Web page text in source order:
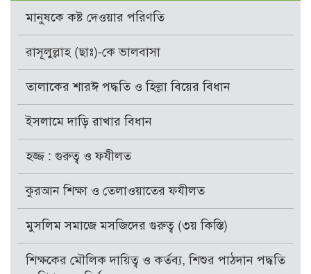
মানুষকে কষ্ট দেওয়ার পরিণতি
রাসূলুল্লাহ (ছাঃ)-কে ভালবাসা
তালাকের শারঈ পদ্ধতি ও হিল্লা বিয়ের বিধান
ইসলামে দাড়ি রাখার বিধান
হজ্জ : গুরুত্ব ও ফযীলত
কুরআন শিক্ষা ও তেলাওয়াতের ফযীলত
মুসলিম সমাজে মসজিদের গুরুত্ব (৩য় কিস্তি)
শিক্ষকের মৌলিক দায়িত্ব ও কর্তব্য, শিশুর পাঠদান পদ্ধতি